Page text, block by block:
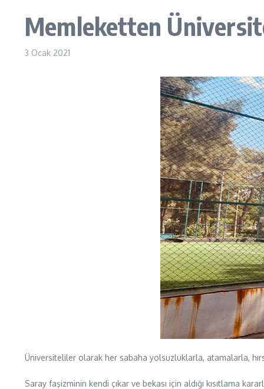
Memleketten
3 Ocak 2021
Üniversiteliler olarak her sabaha yolsuzluklarla, atamalarla,
Saray faşizminin kendi çıkar ve bekası için aldığı kısıtlama